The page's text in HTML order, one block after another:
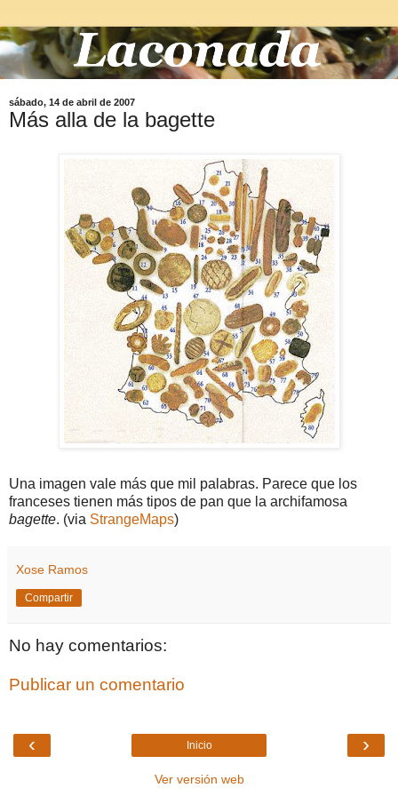
sábado, 14 de abril de 2007
Más alla de la bagette
Una imagen vale más que mil palabras. Parece que los
franceses tienen más tipos de pan que la archifamosa
bagette. (via StrangeMaps)
Xose Ramos
Compartir
No hay comentarios:
Publicar un comentario
‹ ›
Inicio
Ver versión web